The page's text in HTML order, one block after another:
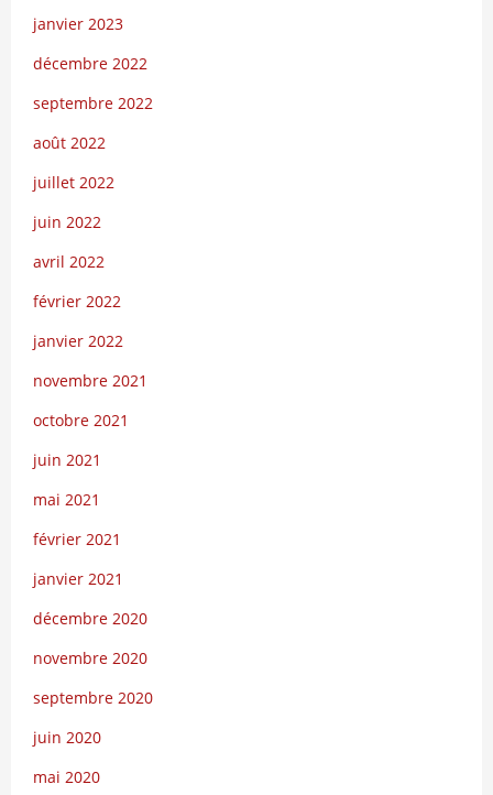
janvier 2023
décembre 2022
septembre 2022
août 2022
juillet 2022
juin 2022
avril 2022
février 2022
janvier 2022
novembre 2021
octobre 2021
juin 2021
mai 2021
février 2021
janvier 2021
décembre 2020
novembre 2020
septembre 2020
juin 2020
mai 2020